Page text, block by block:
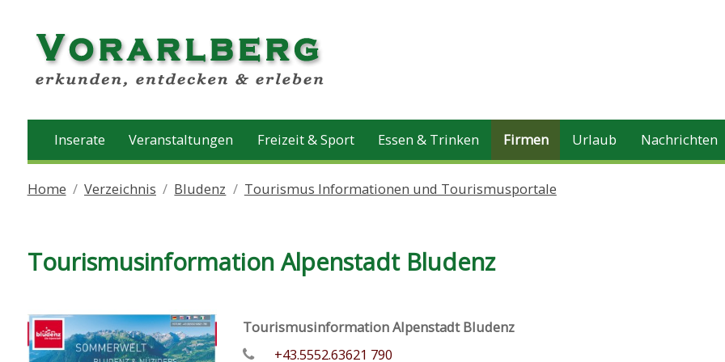
Inserate Veranstaltungen Freizeit & Sport Essen & Trinken Firmen Urlaub Nachrichten
Home Verzeichnis Bludenz Tourismus Informationen und Tourismusportale
Tourismusinformation Alpenstadt Bludenz
Tourismusinformation Alpenstadt Bludenz
+43.5552.63621 790